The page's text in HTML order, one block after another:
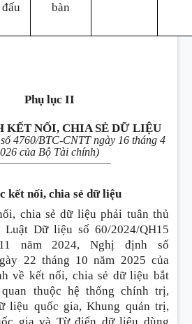
bàn
Phụ lục II
KẾT NỐI, CHIA SẺ DỮ LIỆU
4760/BTC-CNTT ngày 16 tháng 4
của Bộ Tài chính)
kết nối, chia sẻ dữ liệu
chia sẻ dữ liệu phải tuân thủ
Dữ liệu số 60/2024/QH15
năm 2024, Nghị định số
22 tháng 10 năm 2025 của
về kết nối, chia sẻ dữ liệu bắt
thuộc hệ thống chính trị,
liệu quốc gia, Khung quản trị,